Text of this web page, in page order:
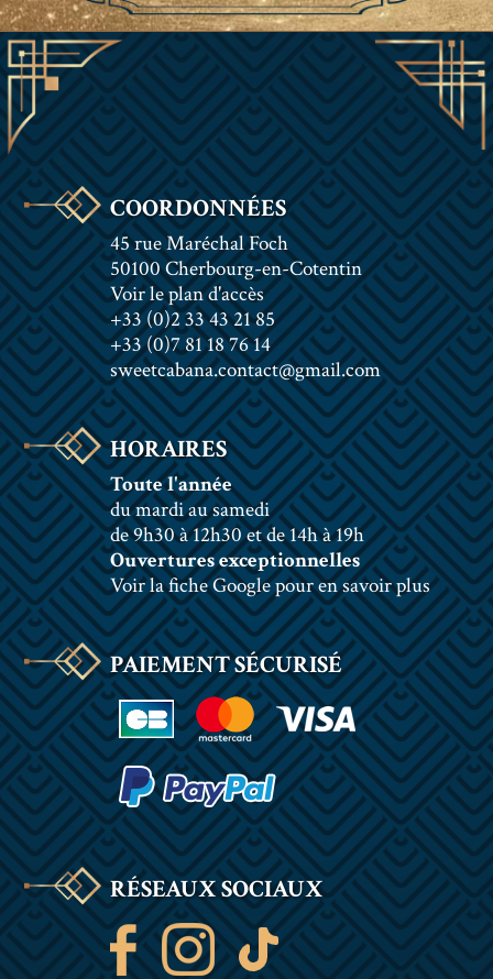
COORDONNÉES
45 rue Maréchal Foch
50100 Cherbourg-en-Cotentin
Voir le plan d'accès
+33 (0)2 33 43 21 85
+33 (0)7 81 18 76 14
sweetcabana.contact@gmail.com
HORAIRES
Toute l'année
du mardi au samedi
de 9h30 à 12h30 et de 14h à 19h
Ouvertures exceptionnelles
Voir la fiche Google pour en savoir plus
PAIEMENT SÉCURISÉ
RÉSEAUX SOCIAUX